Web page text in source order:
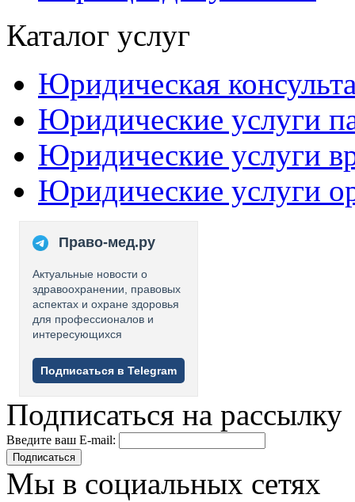
Каталог услуг
Юридическая
Юридические услуги
Юридические услуги
Юридические услуги
Право-мед.ру
Актуальные новости о
здравоохранении, правовых
аспектах и охране здоровья
для профессионалов и
интересующихся
Подписаться в Telegram
Подписаться на рассылку
Введите ваш E-mail:
Подписаться
Мы в социальных сетях